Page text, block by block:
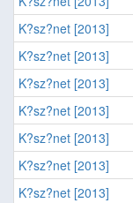
K?sz?net [2013]
K?sz?net [2013]
K?sz?net [2013]
K?sz?net [2013]
K?sz?net [2013]
K?sz?net [2013]
K?sz?net [2013]